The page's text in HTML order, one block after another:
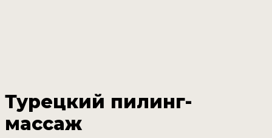
Турецкий пилинг-
массаж